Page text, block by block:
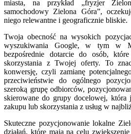
miasta, na przykład „fryzjer
samochodowy Zielona Góra”,
niego relewantne i geograficznie bliskie.
Twoja obecność na wysokich
wyszukiwania Google, w tym w
bezpośrednie dotarcie do osób,
skorzystania z Twojej oferty. To
konwersję, czyli zamianę
przeciwieństwie do ogólnego
szeroką grupę odbiorców,
skierowane do grupy docelowej, która
zakupu lub skorzystania z usług w
Skuteczne pozycjonowanie lokalne
działań, które mają na celu